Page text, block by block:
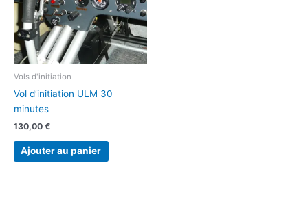
Vols d'initiation
Vol d’initiation ULM 30
minutes
130,00 €
Ajouter au panier